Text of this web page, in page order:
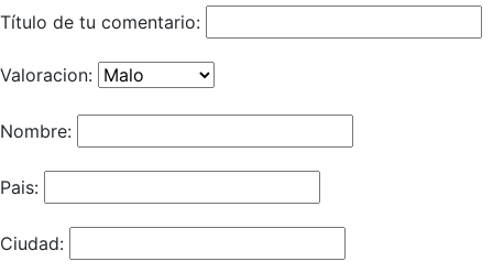
Título de tu comentario:
Valoracion:
Nombre:
Pais:
Ciudad: